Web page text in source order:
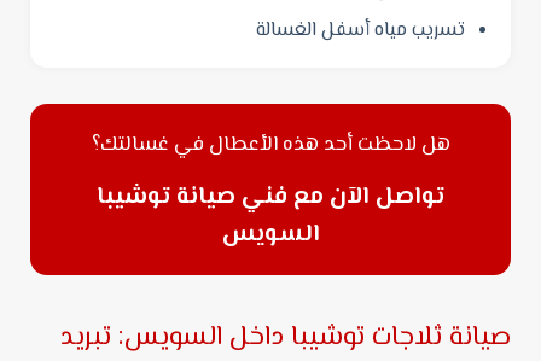
تسريب مياه أسفل الغسالة
هل لاحظت أحد هذه الأعطال في غسالتك؟
تواصل الآن مع فني صيانة توشيبا
السويس
صيانة ثلاجات توشيبا داخل السويس: تبريد